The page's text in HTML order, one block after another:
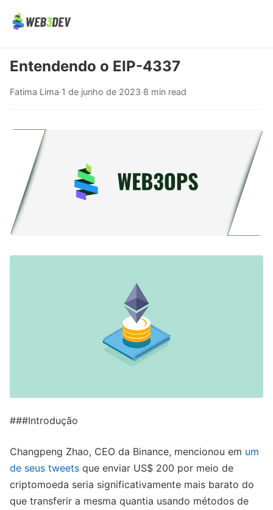
Entendendo o EIP-4337
Fatima Lima·1 de junho de 2023·8 min read
###Introdução
Changpeng Zhao, CEO da Binance, mencionou em um
de seus tweets que enviar US$ 200 por meio de
criptomoeda seria significativamente mais barato do
que transferir a mesma quantia usando métodos de